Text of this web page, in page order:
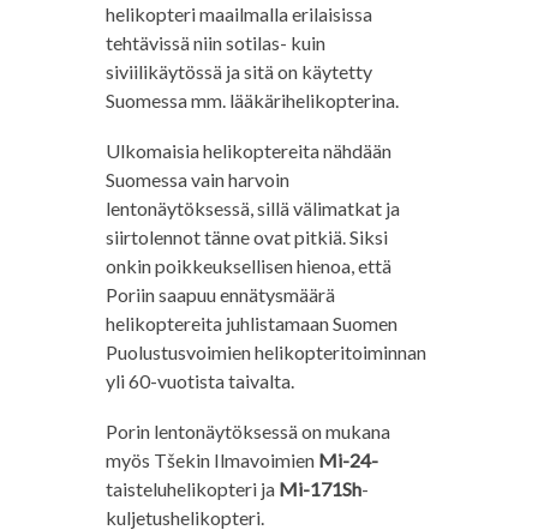
helikopteri maailmalla erilaisissa
tehtävissä niin sotilas- kuin
siviilikäytössä ja sitä on käytetty
Suomessa mm. lääkärihelikopterina.
Ulkomaisia helikoptereita nähdään
Suomessa vain harvoin
lentonäytöksessä, sillä välimatkat ja
siirtolennot tänne ovat pitkiä. Siksi
onkin poikkeuksellisen hienoa, että
Poriin saapuu ennätysmäärä
helikoptereita juhlistamaan Suomen
Puolustusvoimien helikopteritoiminnan
yli 60-vuotista taivalta.
Porin lentonäytöksessä on mukana
myös Tšekin Ilmavoimien Mi-24-
taisteluhelikopteri ja Mi-171Sh-
kuljetushelikopteri.